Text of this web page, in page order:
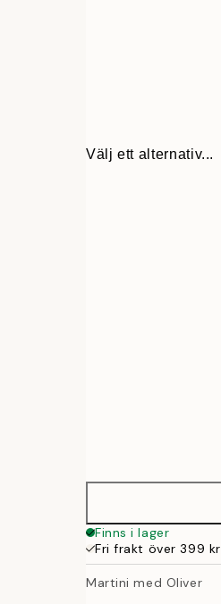
Välj ett alternativ...
Finns i lager
Fri frakt över 399 kr
Martini med Oliver